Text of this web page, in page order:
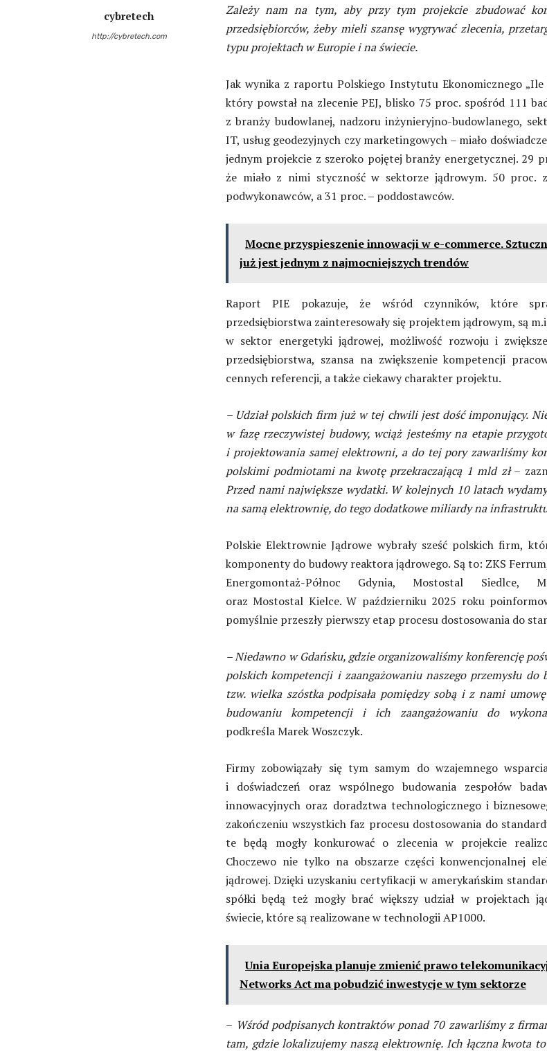
cybretech
http://cybretech.com
Zależy nam na tym, aby przy tym projekcie zbudować
przedsiębiorców, żeby mieli szansę wygrywać zlecenia,
typu projektach w Europie i na świecie.
Jak wynika z raportu Polskiego Instytutu Ekonomicznego „Ile
który powstał na zlecenie PEJ, blisko 75 proc. spośród 111
z branży budowlanej, nadzoru inżynieryjno-budowlanego,
IT, usług geodezyjnych czy marketingowych – miało
jednym projekcie z szeroko pojętej branży energetycznej. 29
że miało z nimi styczność w sektorze jądrowym. 50 proc.
podwykonawców, a 31 proc. – poddostawców.
Mocne przyspieszenie innowacji w e-commerce.
już jest jednym z najmocniejszych trendów
Raport PIE pokazuje, że wśród czynników, które
przedsiębiorstwa zainteresowały się projektem jądrowym, są
w sektor energetyki jądrowej, możliwość rozwoju i
przedsiębiorstwa, szansa na zwiększenie kompetencji
cennych referencji, a także ciekawy charakter projektu.
– Udział polskich firm już w tej chwili jest dość imponujący.
w fazę rzeczywistej budowy, wciąż jesteśmy na etapie
i projektowania samej elektrowni, a do tej pory zawarliśmy
polskimi podmiotami na kwotę przekraczającą 1 mld zł–
Przed nami największe wydatki. W kolejnych 10 latach
na samą elektrownię, do tego dodatkowe miliardy na
Polskie Elektrownie Jądrowe wybrały sześć polskich firm,
komponenty do budowy reaktora jądrowego. Są to: ZKS
Energomontaż-Północ Gdynia, Mostostal Siedlce,
oraz Mostostal Kielce. W październiku 2025 roku
pomyślnie przeszły pierwszy etap procesu dostosowania do
– Niedawno w Gdańsku, gdzie organizowaliśmy konferencję
polskich kompetencji i zaangażowaniu naszego przemysłu do
tzw. wielka szóstka podpisała pomiędzy sobą i z nami
budowaniu kompetencji i ich zaangażowaniu do
podkreśla Marek Woszczyk.
Firmy zobowiązały się tym samym do wzajemnego
i doświadczeń oraz wspólnego budowania zespołów
innowacyjnych oraz doradztwa technologicznego i
zakończeniu wszystkich faz procesu dostosowania do
te będą mogły konkurować o zlecenia w projekcie
Choczewo nie tylko na obszarze części konwencjonalnej
jądrowej. Dzięki uzyskaniu certyfikacji w amerykańskim
spółki będą też mogły brać większy udział w projektach
świecie, które są realizowane w technologii AP1000.
Unia Europejska planuje zmienić prawo
Networks Act ma pobudzić inwestycje w tym sektorze
– Wśród podpisanych kontraktów ponad 70 zawarliśmy z
tam, gdzie lokalizujemy naszą elektrownię. Ich łączna kwota